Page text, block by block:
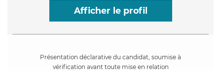
Afficher le profil
Présentation déclarative du candidat, soumise à
vérification avant toute mise en relation